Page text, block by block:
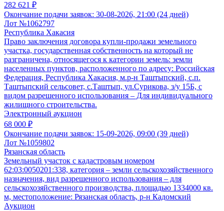
282 621 ₽
Окончание подачи заявок: 30-08-2026, 21:00 (24 дней)
Лот №1062797
Республика Хакасия
Право заключения договора купли-продажи земельного
участка, государственная собственность на который не
разграничена, относящегося к категории земель: земли
населенных пунктов, расположенного по адресу: Российская
Федерация, Республика Хакасия, м.р-н Таштыпский, с.п.
Таштыпский сельсовет, с.Таштып, ул.Сурикова, з/у 15Б, с
видом разрешенного использования – Для индивидуального
жилищного строительства.
Электронный аукцион
68 000 ₽
Окончание подачи заявок: 15-09-2026, 09:00 (39 дней)
Лот №1059802
Рязанская область
Земельный участок с кадастровым номером
62:03:0050201:338, категория – земли сельскохозяйственного
назначения, вид разрешенного использования – для
сельскохозяйственного производства, площадью 1334000 кв.
м, местоположение: Рязанская область, р-н Кадомский
Аукцион